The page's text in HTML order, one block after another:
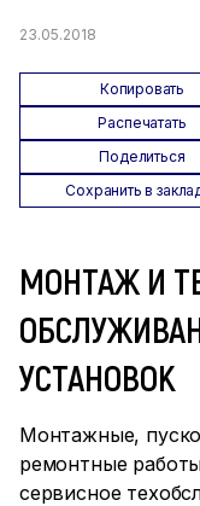
23.05.2018
Копировать
Распечатать
Поделиться
Сохранить в
МОНТАЖ И
УСТАНОВОК
Монтажные,
ремонтные
сервисное